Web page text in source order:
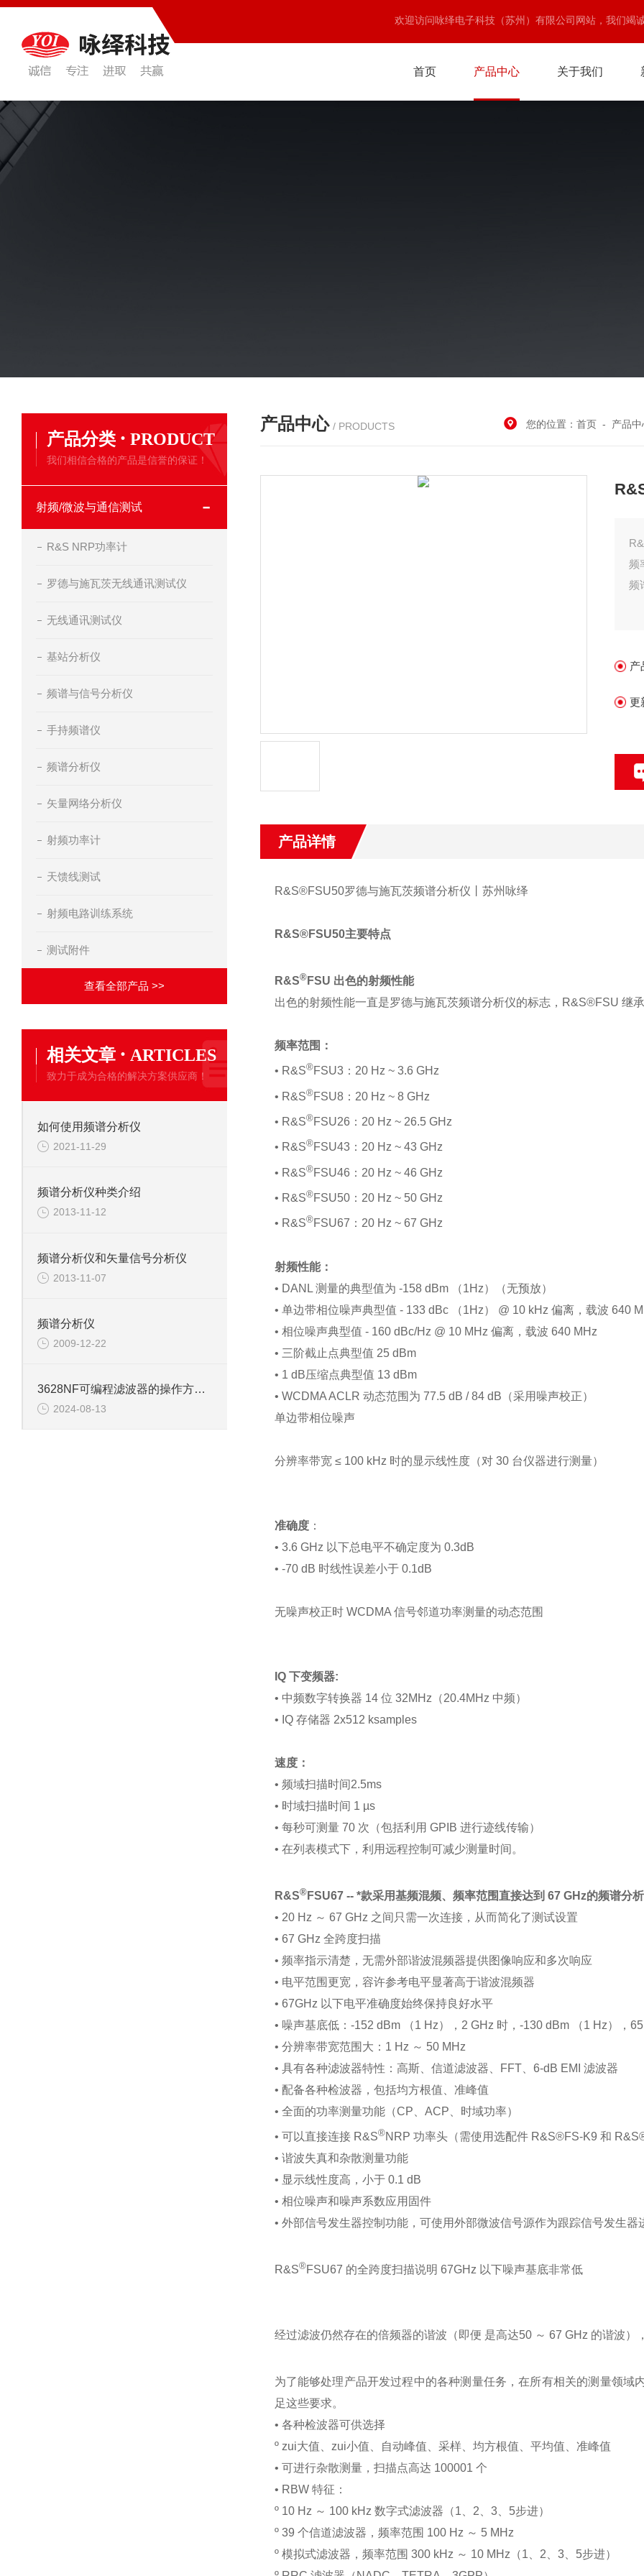
欢迎访问咏绎电子科技（苏州）有限公司网站，我们竭
首页 产品中心 关于我们
产品分类 · PRODUCT
我们相信合格的产品是信誉的保证！
射频/微波与通信测试
R&S NRP功率计
罗德与施瓦茨无线通讯测试仪
无线通讯测试仪
基站分析仪
频谱与信号分析仪
手持频谱仪
频谱分析仪
矢量网络分析仪
射频功率计
天馈线测试
射频电路训练系统
测试附件
查看全部产品 >>
相关文章 · ARTICLES
致力于成为合格的解决方案供应商！
如何使用频谱分析仪
2021-11-29
频谱分析仪种类介绍
2013-11-12
频谱分析仪和矢量信号分析仪
2013-11-07
频谱分析仪
2009-12-22
3628NF可编程滤波器的操作方法具体如下
2024-08-13
产品中心 / PRODUCTS 您的位置：首页 - 产品
频
频
产
更
产品详情
R&S®FSU50罗德与施瓦茨频谱分析仪丨苏州咏绎
R&S®FSU50主要特点
R&S®FSU 出色的射频性能
出色的射频性能一直是罗德与施瓦茨频谱分析仪的标志，R&S®FSU 继
频率范围：
• R&S®FSU3：20 Hz ~ 3.6 GHz
• R&S®FSU8：20 Hz ~ 8 GHz
• R&S®FSU26：20 Hz ~ 26.5 GHz
• R&S®FSU43：20 Hz ~ 43 GHz
• R&S®FSU46：20 Hz ~ 46 GHz
• R&S®FSU50：20 Hz ~ 50 GHz
• R&S®FSU67：20 Hz ~ 67 GHz
射频性能：
• DANL 测量的典型值为 -158 dBm （1Hz）（无预放）
• 单边带相位噪声典型值 - 133 dBc （1Hz） @ 10 kHz 偏离，载波 640
• 相位噪声典型值 - 160 dBc/Hz @ 10 MHz 偏离，载波 640 MHz
• 三阶截止点典型值 25 dBm
• 1 dB压缩点典型值 13 dBm
• WCDMA ACLR 动态范围为 77.5 dB / 84 dB（采用噪声校正）
单边带相位噪声
分辨率带宽 ≤ 100 kHz 时的显示线性度（对 30 台仪器进行测量）
准确度：
• 3.6 GHz 以下总电平不确定度为 0.3dB
• -70 dB 时线性误差小于 0.1dB
无噪声校正时 WCDMA 信号邻道功率测量的动态范围
IQ 下变频器:
• 中频数字转换器 14 位 32MHz（20.4MHz 中频）
• IQ 存储器 2x512 ksamples
速度：
• 频域扫描时间2.5ms
• 时域扫描时间 1 µs
• 每秒可测量 70 次（包括利用 GPIB 进行迹线传输）
• 在列表模式下，利用远程控制可减少测量时间。
R&S®FSU67 -- *款采用基频混频、频率范围直接达到 67 GHz的频谱分
• 20 Hz ～ 67 GHz 之间只需一次连接，从而简化了测试设置
• 67 GHz 全跨度扫描
• 频率指示清楚，无需外部谐波混频器提供图像响应和多次响应
• 电平范围更宽，容许参考电平显著高于谐波混频器
• 67GHz 以下电平准确度始终保持良好水平
• 噪声基底低：-152 dBm （1 Hz），2 GHz 时，-130 dBm （1 Hz），
• 分辨率带宽范围大：1 Hz ～ 50 MHz
• 具有各种滤波器特性：高斯、信道滤波器、FFT、6-dB EMI 滤波器
• 配备各种检波器，包括均方根值、准峰值
• 全面的功率测量功能（CP、ACP、时域功率）
• 可以直接连接 R&S®NRP 功率头（需使用选配件 R&S®FS-K9 和
• 谐波失真和杂散测量功能
• 显示线性度高，小于 0.1 dB
• 相位噪声和噪声系数应用固件
• 外部信号发生器控制功能，可使用外部微波信号源作为跟踪信号发生器
R&S®FSU67 的全跨度扫描说明 67GHz 以下噪声基底非常低
经过滤波仍然存在的倍频器的谐波（即便 是高达50 ～ 67 GHz 的谐波
为了能够处理产品开发过程中的各种测量任务，在所有相关的测量领域
足这些要求。
• 各种检波器可供选择
º zui大值、zui小值、自动峰值、采样、均方根值、平均值、准峰值
• 可进行杂散测量，扫描点高达 100001 个
• RBW 特征：
º 10 Hz ～ 100 kHz 数字式滤波器（1、2、3、5步进）
º 39 个信道滤波器，频率范围 100 Hz ～ 5 MHz
º 模拟式滤波器，频率范围 300 kHz ～ 10 MHz（1、2、3、5步进）